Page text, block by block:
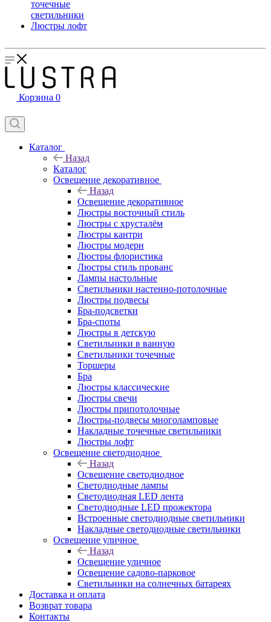
точечные
светильники
Люстры лофт
Корзина 0
Каталог
Назад
Каталог
Освещение декоративное
Назад
Освещение декоративное
Люстры восточный стиль
Люстры с хрусталём
Люстры кантри
Люстры модерн
Люстры флористика
Люстры стиль прованс
Лампы настольные
Светильники настенно-потолочные
Люстры подвесы
Бра-подсветки
Бра-споты
Люстры в детскую
Светильники в ванную
Светильники точечные
Торшеры
Бра
Люстры классические
Люстры свечи
Люстры припотолочные
Люстры-подвесы многоламповые
Накладные точечные светильники
Люстры лофт
Освещение светодиодное
Назад
Освещение светодиодное
Светодиодные лампы
Светодиодная LED лента
Светодиодные LED прожектора
Встроенные светодиодные светильники
Накладные светодиодные светильники
Освещение уличное
Назад
Освещение уличное
Освещение садово-парковое
Светильники на солнечных батареях
Доставка и оплата
Возврат товара
Контакты